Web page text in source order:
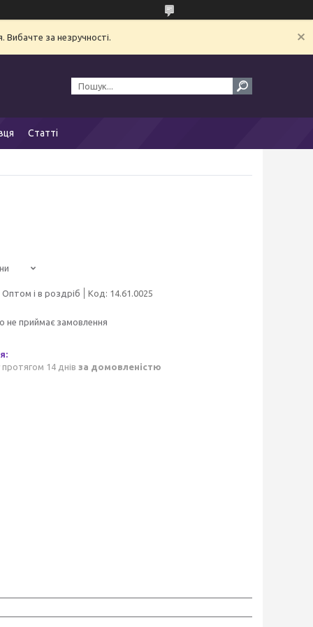
за незручності.
Статті
Оптом і в роздріб Код: 14.61.0025
не приймає замовлення
14 днів за домовленістю